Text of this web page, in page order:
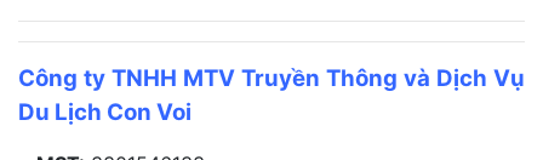
Công ty TNHH MTV Truyền Thông và Dịch Vụ
Du Lịch Con Voi